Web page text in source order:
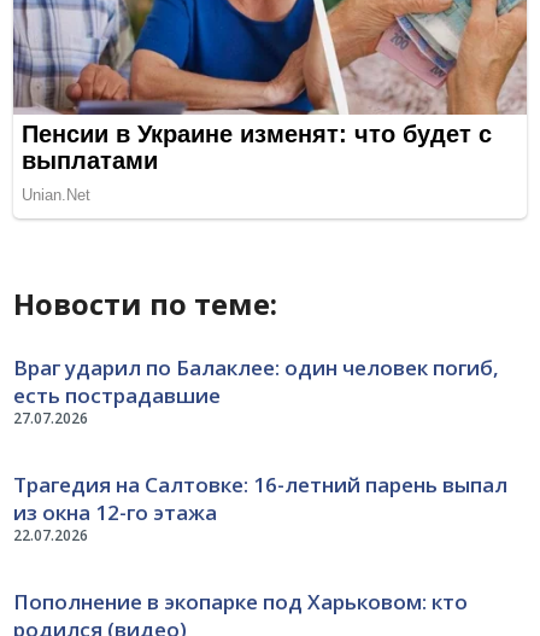
Новости по теме:
27.07.2026
Враг ударил по Балаклее: один человек погиб,
есть пострадавшие
22.07.2026
Трагедия на Салтовке: 16-летний парень выпал
из окна 12-го этажа
Пополнение в экопарке под Харьковом: кто
родился (видео)